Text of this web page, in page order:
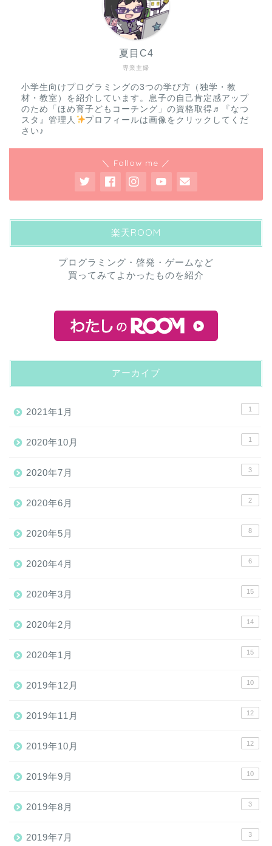
専業主婦
夏目C4
小学生向けプログラミングの3つの学び方（独学・教
材・教室）を紹介しています。息子の自己肯定感アップ
のため「ほめ育子どもコーチング」の資格取得♬『なつ
スタ』管理人
プロフィールは画像をクリックしてくだ
さい♪
＼ Follow me ／
楽天ROOM
プログラミング・啓発・ゲームなど
買ってみてよかったものを紹介
アーカイブ
2021年1月 1
2020年10月 1
2020年7月 3
2020年6月 2
2020年5月 8
2020年4月 6
2020年3月 15
2020年2月 14
2020年1月 15
2019年12月 10
2019年11月 12
2019年10月 12
2019年9月 10
2019年8月 3
2019年7月 3